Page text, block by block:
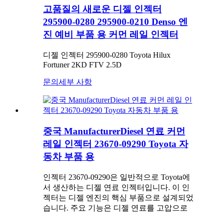
고품질의 새로운 디젤 인젝터
295900-0280 295900-0210 Denso 엔
진 예비 부품 용 커먼 레일 인젝터
디젤 인젝터 295900-0280 Toyota Hilux
Fortuner 2KD FTV 2.5D
문의 세부 사항
중국 ManufacturerDiesel 연료 커먼
레일 인젝터 23670-09290 Toyota 자
동차 부품 용
인젝터 23670-09290은 일반적으로 Toyota에
서 생산하는 디젤 연료 인젝터입니다. 이 인
젝터는 디젤 엔진의 핵심 부품으로 설계되었
습니다. 주요 기능은 디젤 연료를 고압으로